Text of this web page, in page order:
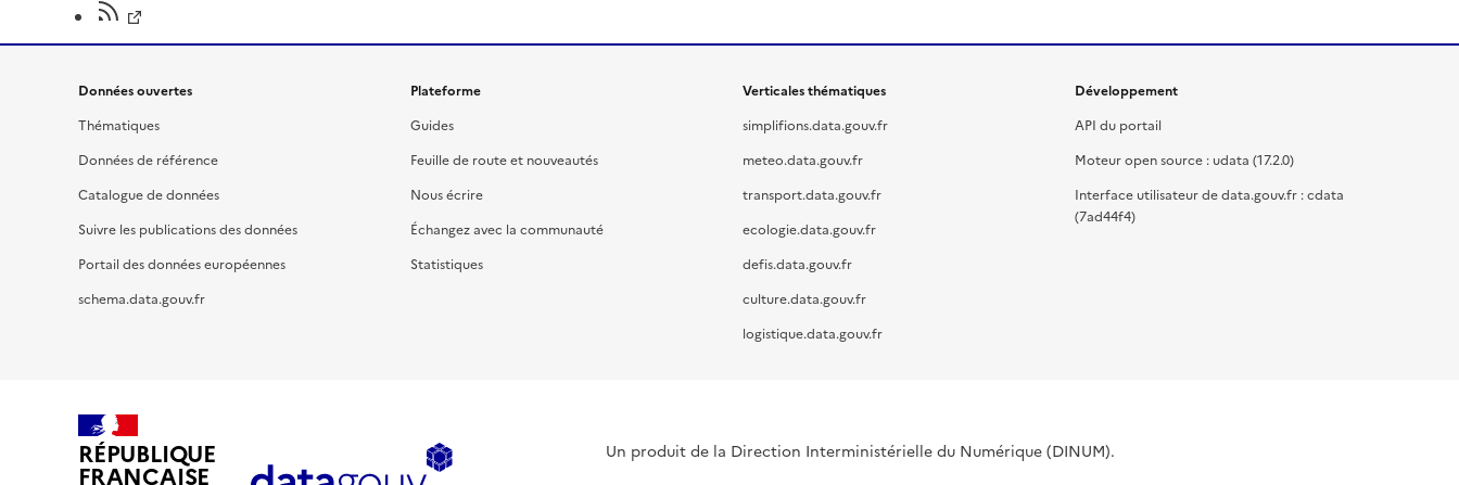
Données ouvertes
Thématiques
Données de référence
Catalogue de données
Suivre les publications des données
Portail des données européennes
schema.data.gouv.fr
Plateforme
Guides
Feuille de route et nouveautés
Nous écrire
Échangez avec la communauté
Statistiques
Verticales thématiques
simplifions.data.gouv.fr
meteo.data.gouv.fr
transport.data.gouv.fr
ecologie.data.gouv.fr
defis.data.gouv.fr
culture.data.gouv.fr
logistique.data.gouv.fr
Développement
API du portail
Moteur open source : udata (17.2.0)
Interface utilisateur de data.gouv.fr : cdata
(7ad44f4)
RÉPUBLIQUE
FRANÇAISE
Un produit de la Direction Interministérielle du Numérique (DINUM).